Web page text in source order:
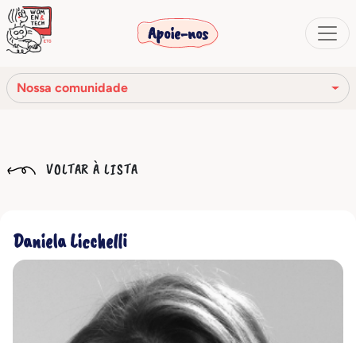
Apoie-nos
Nossa comunidade
Nossa rede
Nossa comunidade
VOLTAR À LISTA
Daniela Licchelli